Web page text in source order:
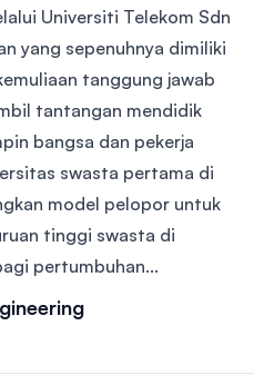
Universiti Telekom Sdn
yang sepenuhnya dimiliki
tanggung jawab
tantangan mendidik
bangsa dan pekerja
swasta pertama di
model pelopor untuk
tinggi swasta di
pertumbuhan...